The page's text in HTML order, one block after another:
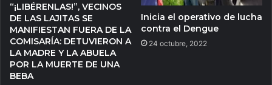
“¡LIBÉRENLAS!”, VECINOS
DE LAS LAJITAS SE
MANIFIESTAN FUERA DE LA
COMISARÍA: DETUVIERON A
LA MADRE Y LA ABUELA
POR LA MUERTE DE UNA
BEBA
Inicia el operativo de lucha
contra el Dengue
24 octubre, 2022